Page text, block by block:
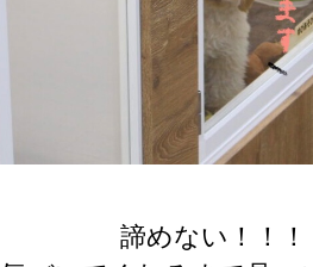
諦めない！！！